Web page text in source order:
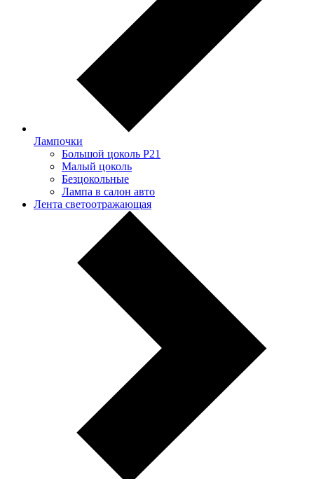
Лампочки
Большой цоколь P21
Малый цоколь
Безцокольные
Лампа в салон авто
Лента светоотражающая